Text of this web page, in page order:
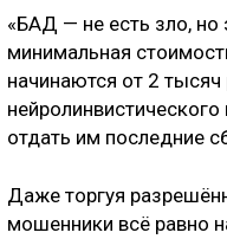
«БАД — не есть зло, но
минимальная
начинаются от 2
отдать им последние
Даже торгуя
мошенники всё равно